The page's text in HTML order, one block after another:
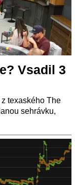
Vsadil 3
texaského The
sehrávku,